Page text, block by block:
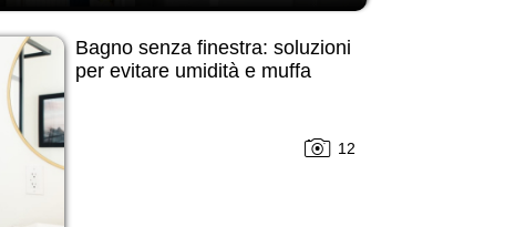
Bagno senza finestra: soluzioni
per evitare umidità e muffa
12